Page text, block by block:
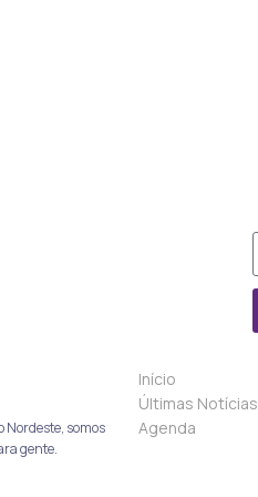
Nordeste, somos
gente.
Início
Últimas Notícias
Agenda